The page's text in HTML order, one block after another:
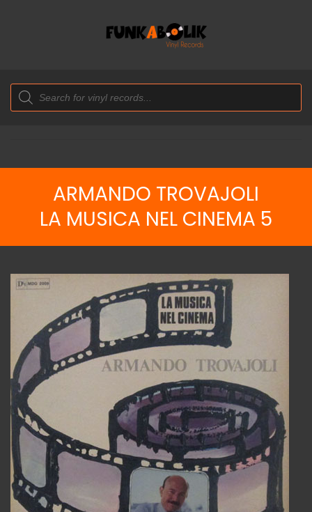
Products
search
ARMANDO TROVAJOLI
LA MUSICA NEL CINEMA 5